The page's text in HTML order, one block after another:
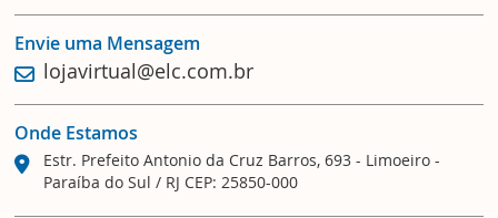
Envie uma Mensagem
lojavirtual@elc.com.br
Onde Estamos
Estr. Prefeito Antonio da Cruz Barros, 693 - Limoeiro -
Paraíba do Sul / RJ CEP: 25850-000